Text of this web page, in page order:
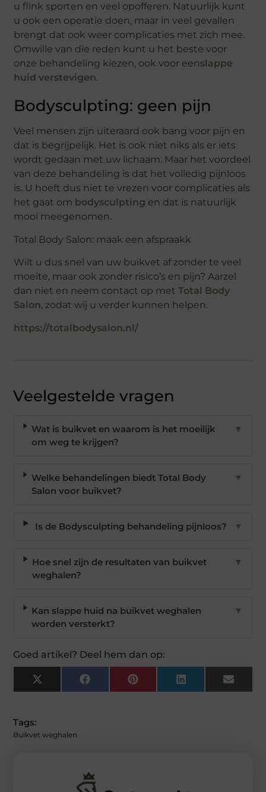
u flink sporten en veel opofferen. Natuurlijk kunt
u ook een operatie doen, maar in veel gevallen
brengt dat ook weer complicaties met zich mee.
Omwille van die reden kunt u het beste voor
onze behandeling kiezen, ook voor eenslappe
huid verstevigen.
Bodysculpting: geen pijn
Veel mensen zijn uiteraard ook bang voor pijn en
dat is begrijpelijk. Het is ook niet niks als er iets
wordt gedaan met uw lichaam. Maar het voordeel
van deze behandeling is dat het volledig pijnloos
is. U hoeft dus niet te vrezen voor complicaties als
het gaat om bodysculpting en dat is natuurlijk
mooi meegenomen.
Total Body Salon: maak een afspraakk
Wilt u dus snel van uw buikvet af zonder te veel
moeite, maar ook zonder risico’s en pijn? Aarzel
dan niet en neem contact op metTotal Body
Salon, zodat wij u verder kunnen helpen.
https://totalbodysalon.nl/
Veelgestelde vragen
Wat is buikvet en waarom is het moeilijk
om weg te krijgen?
▼
Welke behandelingen biedt Total Body
Salon voor buikvet?
▼
Is de Bodysculpting behandeling pijnloos? ▼
Hoe snel zijn de resultaten van buikvet
weghalen?
▼
Kan slappe huid na buikvet weghalen
worden versterkt?
▼
Goed artikel? Deel hem dan op:
X
(Twitter)
FacebookPinterest LinkedIn Email
Tags:
Buikvet weghalen